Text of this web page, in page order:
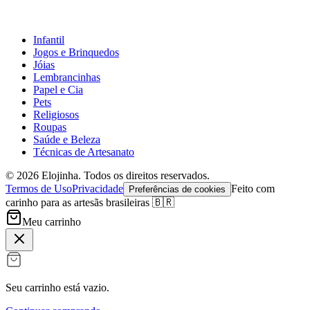
Infantil
Jogos e Brinquedos
Jóias
Lembrancinhas
Papel e Cia
Pets
Religiosos
Roupas
Saúde e Beleza
Técnicas de Artesanato
© 2026 Elojinha. Todos os direitos reservados.
Termos de UsoPrivacidade Preferências de cookies Feito com
carinho para as artesãs brasileiras 🇧🇷
Meu carrinho
Seu carrinho está vazio.